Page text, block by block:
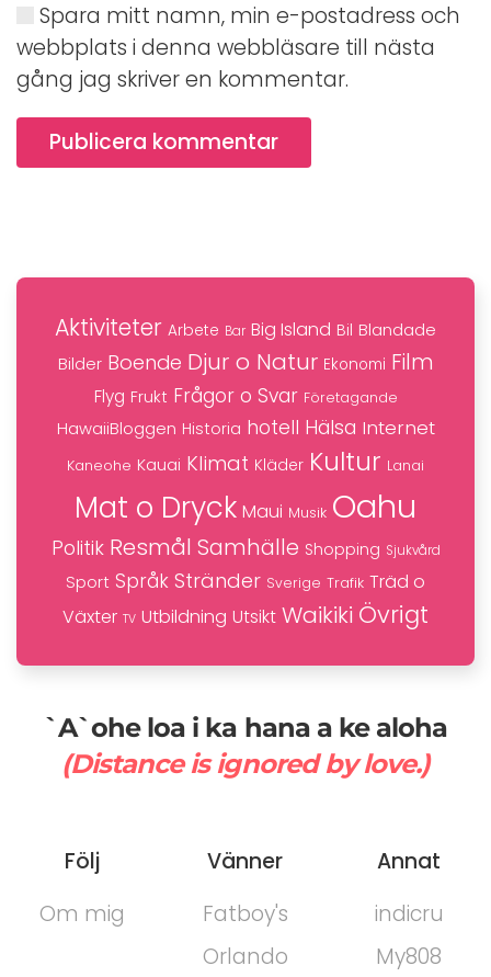
Spara mitt namn, min e-postadress och
webbplats i denna webbläsare till nästa
gång jag skriver en kommentar.
Publicera kommentar
Aktiviteter Arbete Bar Big Island Bil Blandade
Bilder Boende Djur o Natur Ekonomi Film
Flyg Frukt Frågor o Svar Företagande
HawaiiBloggen Historia hotell Hälsa Internet
Kaneohe Kauai Klimat Kläder Kultur Lanai
Mat o Dryck Maui Musik Oahu
Politik Resmål Samhälle Shopping Sjukvård
Sport Språk Stränder Sverige Trafik Träd o
Växter TV Utbildning Utsikt Waikiki Övrigt
`A`ohe loa i ka hana a ke aloha
(Distance is ignored by love.)
Följ
Om mig
Vänner
Fatboy's
Orlando
Annat
indicru
My808